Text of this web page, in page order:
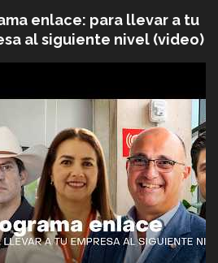
enlace: para llevar a tu
al siguiente nivel (video)